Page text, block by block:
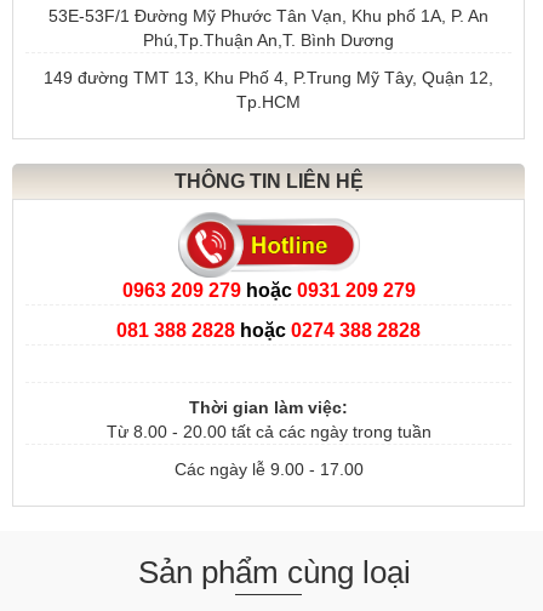
53E-53F/1 Đường Mỹ Phước Tân Vạn, Khu phố 1A, P. An
Phú,Tp.Thuận An,T. Bình Dương
149 đường TMT 13, Khu Phố 4, P.Trung Mỹ Tây, Quận 12,
Tp.HCM
THÔNG TIN LIÊN HỆ
0963 209 279 hoặc0931 209 279
081 388 2828 hoặc 0274 388 2828
Thời gian làm việc:
Từ 8.00 - 20.00 tất cả các ngày trong tuần
Các ngày lễ 9.00 - 17.00
Sản phẩm cùng loại